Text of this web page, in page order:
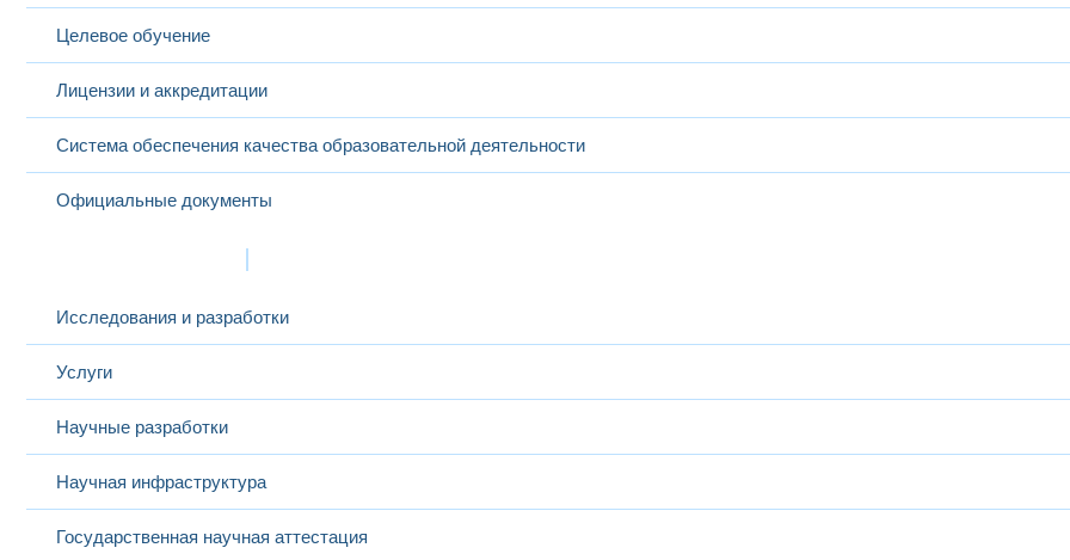
Целевое обучение
Лицензии и аккредитации
Система обеспечения качества образовательной деятельности
Официальные документы
Исследования и разработки
Услуги
Научные разработки
Научная инфраструктура
Государственная научная аттестация